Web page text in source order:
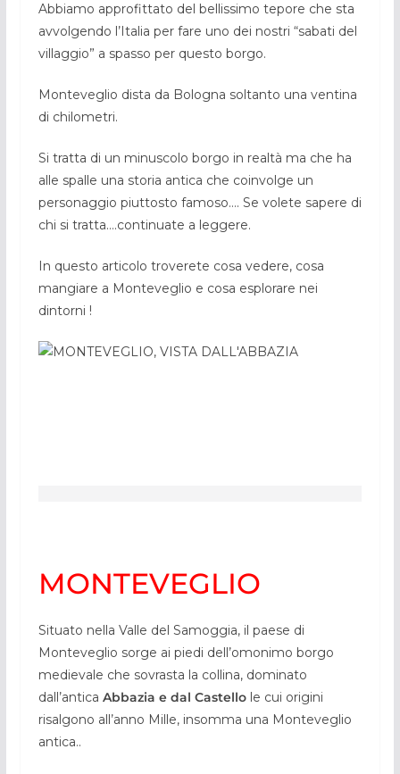
Abbiamo approfittato del bellissimo tepore che sta
avvolgendo l’Italia per fare uno dei nostri “sabati del
villaggio” a spasso per questo borgo.
Monteveglio dista da Bologna soltanto una ventina
di chilometri.
Si tratta di un minuscolo borgo in realtà ma che ha
alle spalle una storia antica che coinvolge un
personaggio piuttosto famoso…. Se volete sapere di
chi si tratta….continuate a leggere.
In questo articolo troverete cosa vedere, cosa
mangiare a Monteveglio e cosa esplorare nei
dintorni !
MONTEVEGLIO
Situato nella Valle del Samoggia, il paese di
Monteveglio sorge ai piedi dell’omonimo borgo
medievale che sovrasta la collina, dominato
dall’antica Abbazia e dal Castellole cui origini
risalgono all’anno Mille, insomma una Monteveglio
antica..